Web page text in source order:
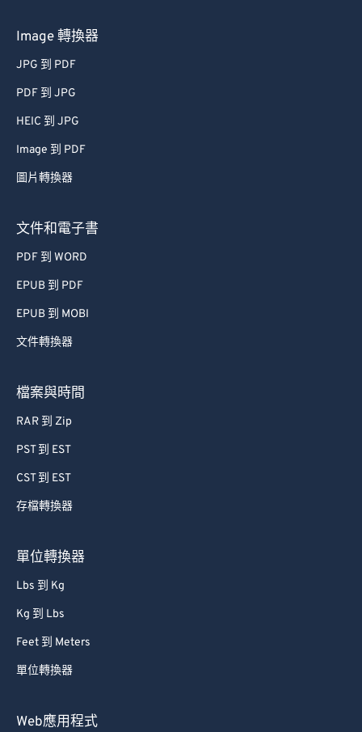
Image 轉換器
JPG 到 PDF
PDF 到 JPG
HEIC 到 JPG
Image 到 PDF
圖片轉換器
文件和電子書
PDF 到 WORD
EPUB 到 PDF
EPUB 到 MOBI
文件轉換器
檔案與時間
RAR 到 Zip
PST 到 EST
CST 到 EST
存檔轉換器
單位轉換器
Lbs 到 Kg
Kg 到 Lbs
Feet 到 Meters
單位轉換器
Web應用程式